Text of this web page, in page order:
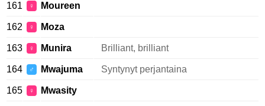
161 ♀ Moureen
162 ♀ Moza
163 ♀ Munira Brilliant, brilliant
164 ♂ Mwajuma Syntynyt perjantaina
165 ♀ Mwasity